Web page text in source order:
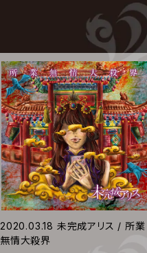
2020.03.18 未完成アリス / 所業
無情大殺界